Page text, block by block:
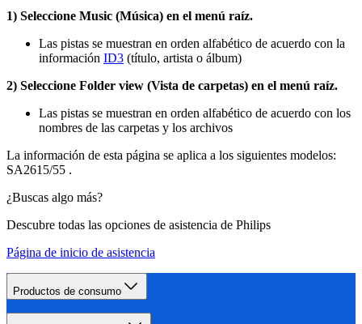
1) Seleccione Music (Música) en el menú raíz.
Las pistas se muestran en orden alfabético de acuerdo con la
información ID3 (título, artista o álbum)
2) Seleccione Folder view (Vista de carpetas) en el menú raíz.
Las pistas se muestran en orden alfabético de acuerdo con los
nombres de las carpetas y los archivos
La información de esta página se aplica a los siguientes modelos:
SA2615/55 .
¿Buscas algo más?
Descubre todas las opciones de asistencia de Philips
Página de inicio de asistencia
Productos de consumo